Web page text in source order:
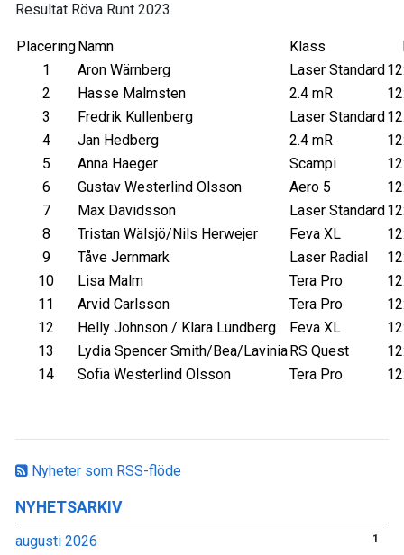
Nyheter som RSS-flöde
NYHETSARKIV
augusti 2026 1
Resultat Röva Runt 2023
Placering Namn Klass
1
Aron Wärnberg Laser Standard
2
Hasse Malmsten 2.4 mR
3
Fredrik Kullenberg Laser Standard
4
Jan Hedberg 2.4 mR
5
Anna Haeger Scampi
6
Gustav Westerlind Olsson Aero 5
7
Max Davidsson Laser Standard
8
Tristan Wälsjö/Nils Herwejer Feva XL
9
Tåve Jernmark Laser Radial
10
Lisa Malm Tera Pro
11
Arvid Carlsson Tera Pro
12
Helly Johnson / Klara Lundberg Feva XL
13
Lydia Spencer Smith/Bea/Lavinia RS Quest
14
Sofia Westerlind Olsson Tera Pro